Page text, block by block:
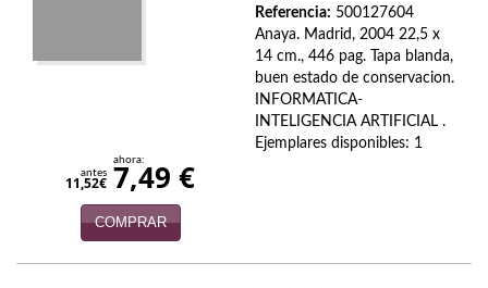
Cuentos y relatos
Referencia: 500127604
Anaya. Madrid, 2004 22,5 x
14 cm., 446 pag. Tapa blanda,
buen estado de conservacion.
INFORMATICA-
INTELIGENCIA ARTIFICIAL .
Ejemplares disponibles: 1
antes
11,52€
ahora:
7,49 €
COMPRAR